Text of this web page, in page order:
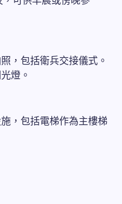
，包括衛兵交接儀式。
燈。
，包括電梯作為主樓梯